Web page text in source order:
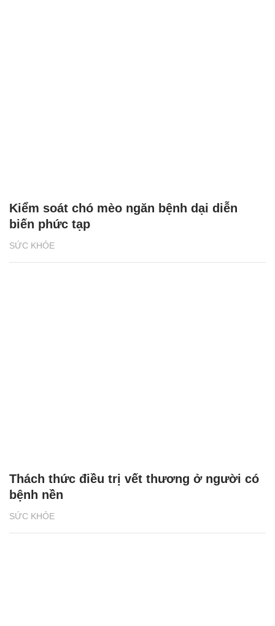
SỨC KHỎE
Kiểm soát chó mèo ngăn bệnh dại diễn
biến phức tạp
SỨC KHỎE
Thách thức điều trị vết thương ở người có
bệnh nền